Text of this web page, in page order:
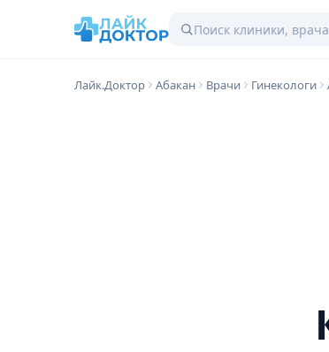
Лайк.Доктор Абакан Врачи Гинекологи